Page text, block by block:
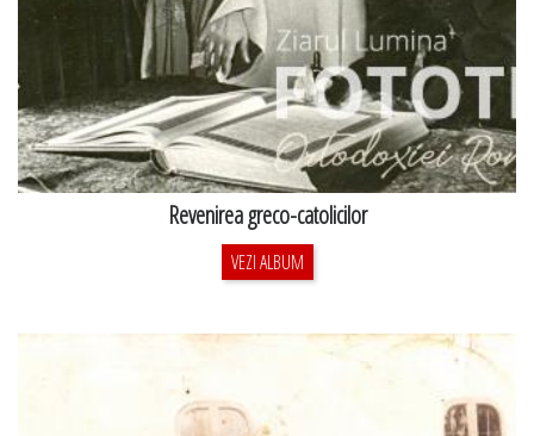
Revenirea greco-catolicilor
VEZI ALBUM